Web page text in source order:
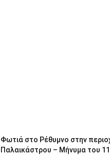
Φωτιά στο Ρέθυμνο στην
Παλαικάστρου – Μήνυμα του